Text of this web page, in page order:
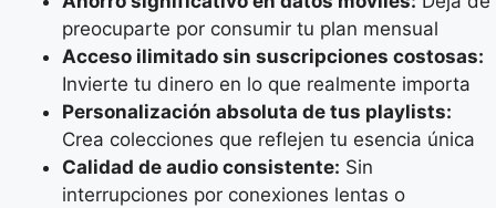
preocuparte por consumir tu plan mensual
Acceso ilimitado sin suscripciones costosas:
Invierte tu dinero en lo que realmente importa
Personalización absoluta de tus playlists:
Crea colecciones que reflejen tu esencia única
Calidad de audio consistente: Sin
interrupciones por conexiones lentas o